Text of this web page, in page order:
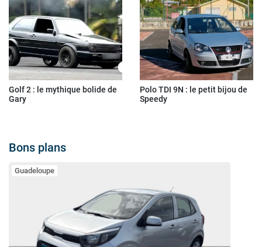
Golf 2 : le mythique bolide de
Gary
Polo TDI 9N : le petit bijou de
Speedy
Bons plans
Guadeloupe